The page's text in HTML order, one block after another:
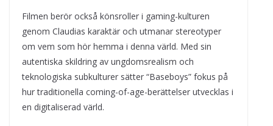
Filmen berör också könsroller i gaming-kulturen
genom Claudias karaktär och utmanar stereotyper
om vem som hör hemma i denna värld. Med sin
autentiska skildring av ungdomsrealism och
teknologiska subkulturer sätter “Baseboys” fokus på
hur traditionella coming-of-age-berättelser utvecklas i
en digitaliserad värld.